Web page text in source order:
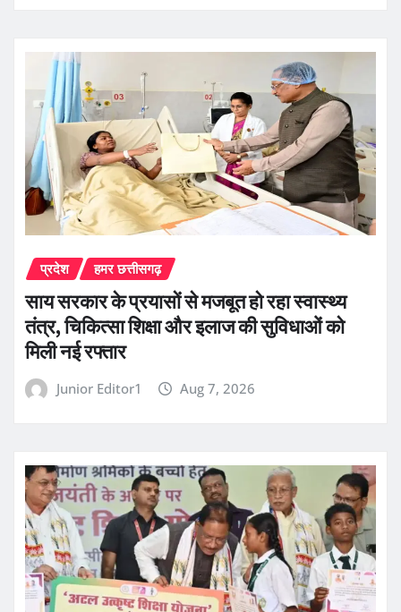
प्रदेश हमर छत्तीसगढ़
साय सरकार के प्रयासों से मजबूत हो रहा स्वास्थ्य
तंत्र, चिकित्सा शिक्षा और इलाज की सुविधाओं को
मिली नई रफ्तार
Junior Editor1 Aug 7, 2026